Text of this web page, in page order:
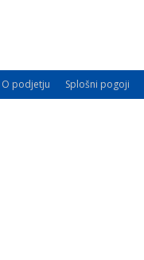
O podjetju Splošni pogoji